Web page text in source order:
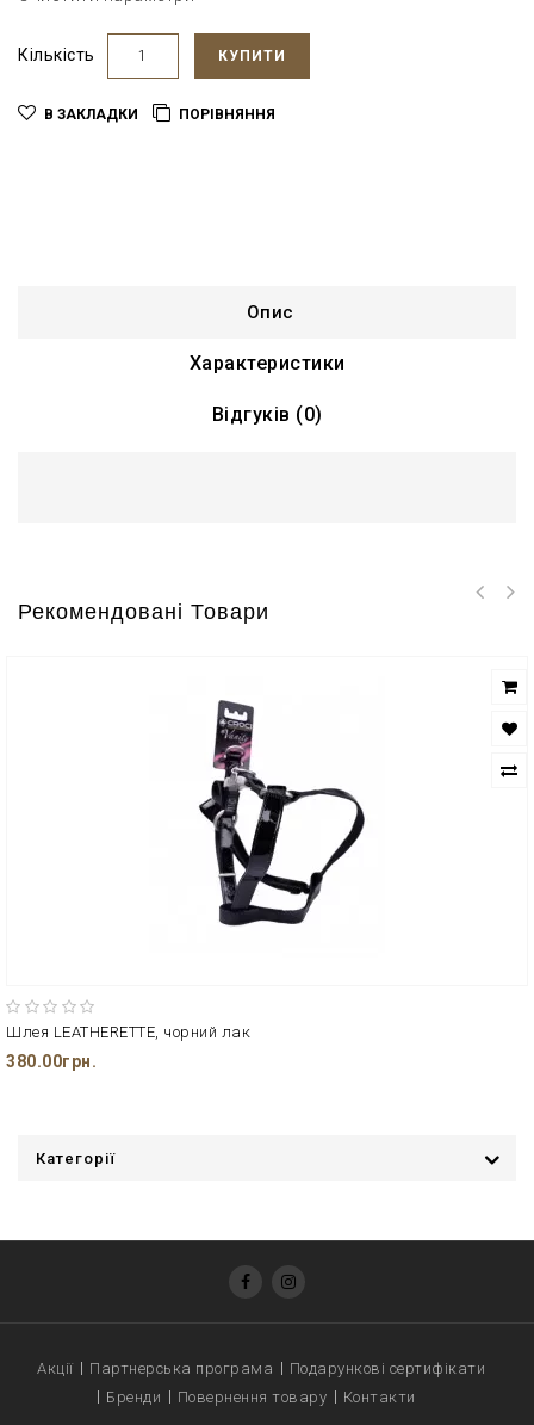
Кількість КУПИТИ
В ЗАКЛАДКИ ПОРІВНЯННЯ
Опис
Характеристики
Відгуків (0)
Рекомендовані Товари
Шлея LEATHERETTE, чорний лак
380.00грн.
Категорії
Акції Партнерська програма
Подарункові сертифікати
Бренди
Повернення товару Контакти